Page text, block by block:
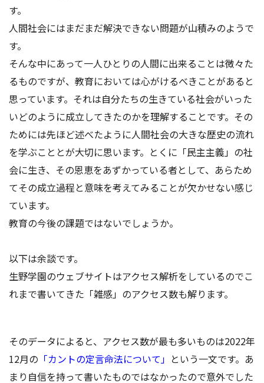
す。
人間社会にはまだまだ解決できない問題が山積みのようで
す。
そんな中にあって一人ひとりの人間に出来ることは微々た
るものですが、教育においては心がけるべきことがあると
思っています。それは自分たちの生きている社会がいった
いどのように成立してきたのかを理解することです。その
ためには先ほど述べたように人間社会の大きな歴史の流れ
を学ぶこととが大切に思います。とくに「民主主義」の社
会に生き、その恩恵をあずかっている者として、あらため
てその成立過程と意味を考えてみることが欠かせない感じ
ています。
教育の今後の課題ではないでしょうか。
以下は余談です。
生野学園のウェブサイトはアクセス解析をしているのでこ
れまで書いてきた「雑感」のアクセス数も解ります。
そのデータによると、アクセス数が最も多いものは2022年
12月の 「カントの定言命法について」 という一文です。あ
まり自信を持って書いたものではなかったので意外でした